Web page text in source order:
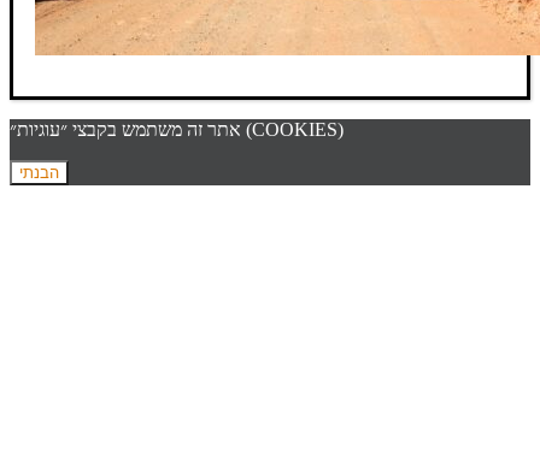
אתר זה משתמש בקבצי ״עוגיות״ (COOKIES)
הבנתי